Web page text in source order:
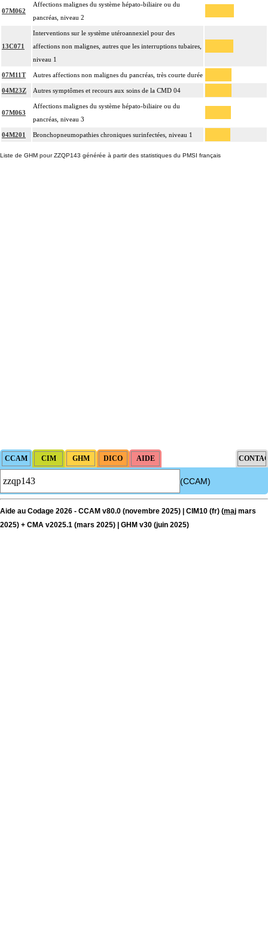
07M062
Affections malignes du système hépato-biliaire ou du
pancréas, niveau 2
13C071
Interventions sur le système utéroannexiel pour des
affections non malignes, autres que les interruptions tubaires,
niveau 1
07M11T Autres affections non malignes du pancréas, très courte durée
04M23Z Autres symptômes et recours aux soins de la CMD 04
07M063
Affections malignes du système hépato-biliaire ou du
pancréas, niveau 3
04M201 Bronchopneumopathies chroniques surinfectées, niveau 1
Liste de GHM pour ZZQP143 générée à partir des statistiques du PMSI français
(CCAM)
Aide au Codage 2026 - CCAM v80.0 (novembre 2025) | CIM10 (fr) (maj mars
2025) + CMA v2025.1 (mars 2025) | GHM v30 (juin 2025)